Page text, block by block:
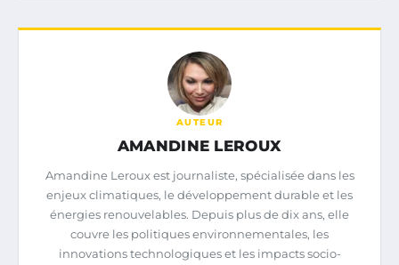
AUTEUR
AMANDINE LEROUX
Amandine Leroux est journaliste, spécialisée dans les
enjeux climatiques, le développement durable et les
énergies renouvelables. Depuis plus de dix ans, elle
couvre les politiques environnementales, les
innovations technologiques et les impacts socio-